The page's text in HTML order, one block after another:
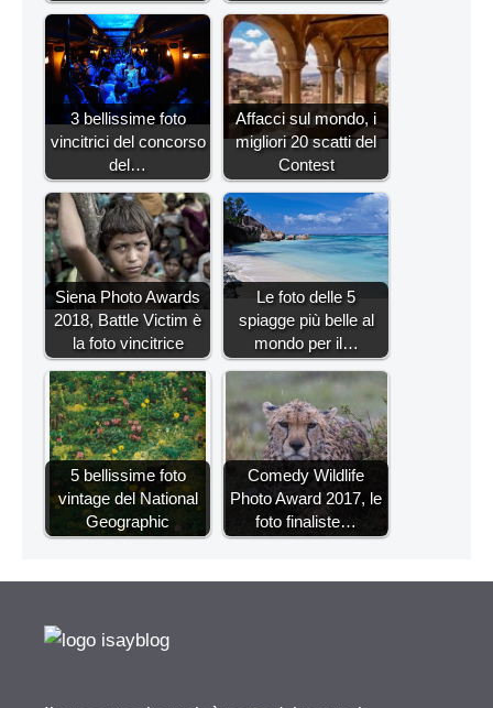
3 bellissime foto
vincitrici del concorso
del…
Affacci sul mondo, i
migliori 20 scatti del
Contest
Siena Photo Awards
2018, Battle Victim è
la foto vincitrice
Le foto delle 5
spiagge più belle al
mondo per il…
5 bellissime foto
vintage del National
Geographic
Comedy Wildlife
Photo Award 2017, le
foto finaliste…